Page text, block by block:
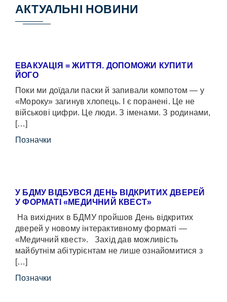
АКТУАЛЬНІ НОВИНИ
ЕВАКУАЦІЯ = ЖИТТЯ. ДОПОМОЖИ КУПИТИ
ЙОГО
Поки ми доїдали паски й запивали компотом — у
«Мороку» загинув хлопець. І є поранені. Це не
військові цифри. Це люди. З іменами. З родинами,
[…]
Позначки
У БДМУ ВІДБУВСЯ ДЕНЬ ВІДКРИТИХ ДВЕРЕЙ
У ФОРМАТІ «МЕДИЧНИЙ КВЕСТ»
На вихідних в БДМУ пройшов День відкритих
дверей у новому інтерактивному форматі —
«Медичний квест». Захід дав можливість
майбутнім абітурієнтам не лише ознайомитися з
[…]
Позначки